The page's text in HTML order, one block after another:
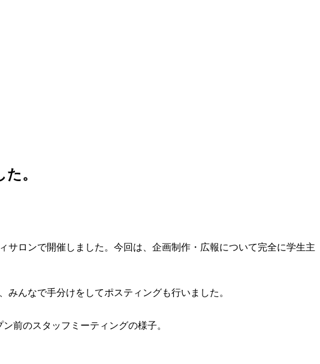
。
サロンで開催しました。今回は、企画制作・広報について完全に学生主
んなで手分けをしてポスティングも行いました。
前のスタッフミーティングの様子。